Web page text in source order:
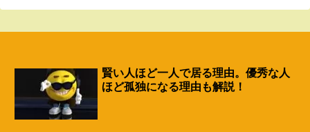
賢い人ほど一人で居る理由。優秀な人
ほど孤独になる理由も解説！